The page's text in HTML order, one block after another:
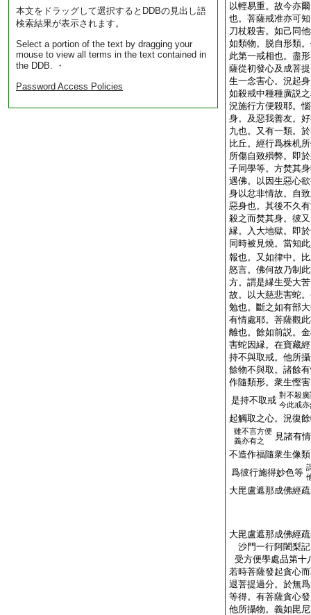
本文をドラッグして選択するとDDBの見出し語
検索結果が表示されます。
Select a portion of the text by dragging your
mouse to view all terms in the text contained in
the DDB. ・
Password Access Policies
以輕易重。故今亦
也。菩薩戒准亦可
刀杖殺害。如己同
如類物。脱自形類
此第一戒相也。盡
薩從初發心及成菩
生一念害心。況起
如殺戒中種種廣説
況施行方便殺耶。
身。及惡我善友。
九也。又有一類。
比丘。經行爲株机
所傷自致殞弊。即
子同學等。方焚其
遇佛。以因生惡心
身以忿非情故。自
惡身也。其後不久
殺之而焚其身。彼
縁。入大地獄。即
同時被見燒。當知
報也。又如律中。
怒言。佛何故乃制
方。謂是縁生受大
故。以大慈悲害蛇
勉也。斷之如有部
有情處耶。菩薩觀
離也。餘如前説。
害蛇因縁。在寶藏
持不與取戒。他所
餘物不與取。諸餘
作隨類形。衆生慳
是持不取戒 對不殺廣
今此戒亦
起觸取之心。況復
雖不言方便
義亦有之
見諸有
不造作福隨衆生像
爲彼行施得妙色等
大毘盧遮那成佛經
大毘盧遮那成佛經
沙門一行阿闍梨
受方便學處品第十
若時菩薩發起貪心
退菩提過分。於無
等得。有菩薩貪心
他所攝物。義如毘